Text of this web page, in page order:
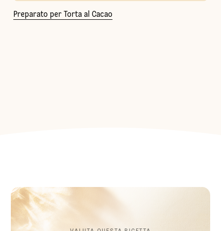
Preparato per Torta al Cacao